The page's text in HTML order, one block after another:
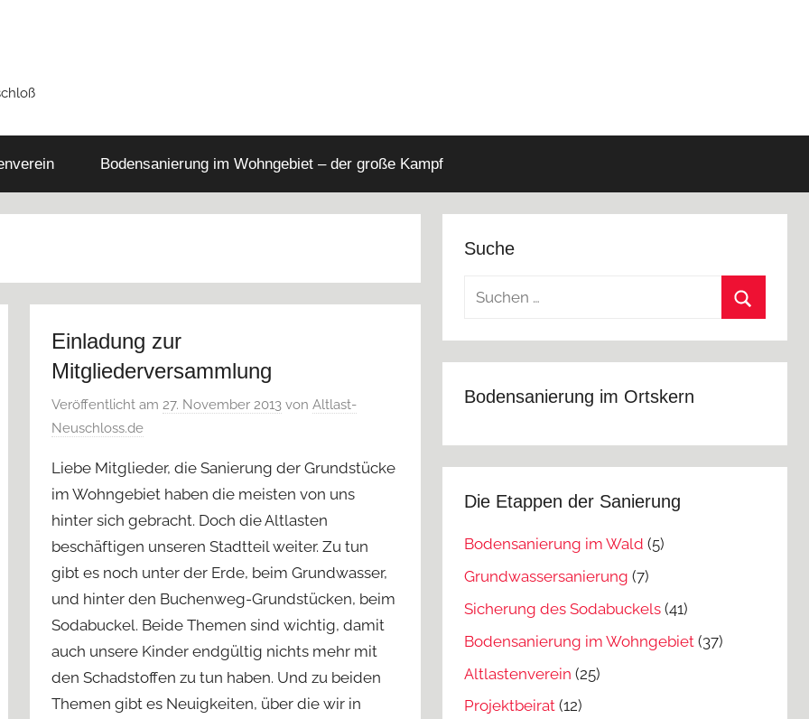
Bodensanierung im Wohngebiet – der große Kampf
Einladung zur
Mitgliederversammlung
Veröffentlicht am 27. November 2013 vonAltlast-
Neuschloss.de
Liebe Mitglieder, die Sanierung der Grundstücke
im Wohngebiet haben die meisten von uns
hinter sich gebracht. Doch die Altlasten
beschäftigen unseren Stadtteil weiter. Zu tun
gibt es noch unter der Erde, beim Grundwasser,
und hinter den Buchenweg-Grundstücken, beim
Sodabuckel. Beide Themen sind wichtig, damit
auch unsere Kinder endgültig nichts mehr mit
den Schadstoffen zu tun haben. Und zu beiden
Themen gibt es Neuigkeiten, über die wir in
Suche
Suchen
Bodensanierung im Ortskern
Die Etappen der Sanierung
Bodensanierung im Wald (5)
Grundwassersanierung (7)
Sicherung des Sodabuckels (41)
Bodensanierung im Wohngebiet (37)
Altlastenverein (25)
Projektbeirat (12)